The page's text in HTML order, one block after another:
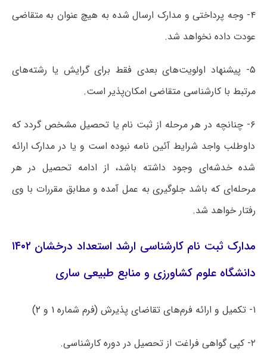
۴- وجه پرداختی و مدارک ارسال شده به هیچ عنوان به متقاضی
عودت داده نخواهد شد.
۵- پیشنهاد اولویت‌های بعدی فقط برای گرایش یا رشته‌های
مرتبط با کارشناسی متقاضی امکان‌پذیر است.
۶- چنانچه در هر مرحله از ثبت نام یا تحصیل مشخص گردد که
داوطلب واجد شرایط آئین نامه نبوده است و یا در مدارک ارائه
شده خدشه‌ای وجود داشته باشد، از ادامه تحصیل در هر
مرحله‌ای که باشد جلوگیری به عمل آمده و مطابق مقررات با وی
رفتار خواهد شد.
مدارک ثبت نام کارشناسی ارشد استعداد درخشان ۱۴۰۲
دانشگاه علوم کشاورزی و منابع طبیعی ساری
۱- تکمیل و ارائه فرم‌های تقاضای پذیرش (فرم شماره ۱ و ۲)
۲- کپی گواهی فراغت از تحصیل در دوره کارشناسی.